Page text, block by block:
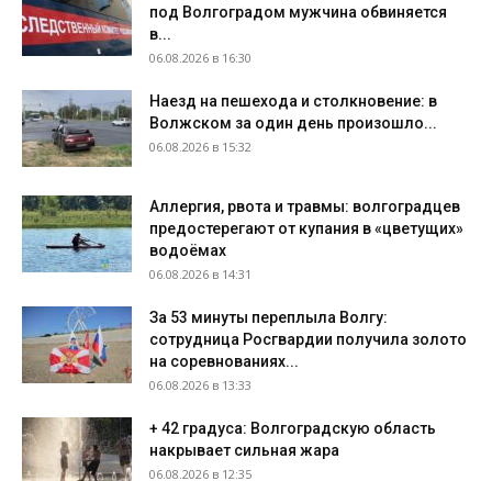
под Волгоградом мужчина обвиняется
в...
06.08.2026 в 16:30
Наезд на пешехода и столкновение: в
Волжском за один день произошло...
06.08.2026 в 15:32
Аллергия, рвота и травмы: волгоградцев
предостерегают от купания в «цветущих»
водоёмах
06.08.2026 в 14:31
За 53 минуты переплыла Волгу:
сотрудница Росгвардии получила золото
на соревнованиях...
06.08.2026 в 13:33
+ 42 градуса: Волгоградскую область
накрывает сильная жара
06.08.2026 в 12:35